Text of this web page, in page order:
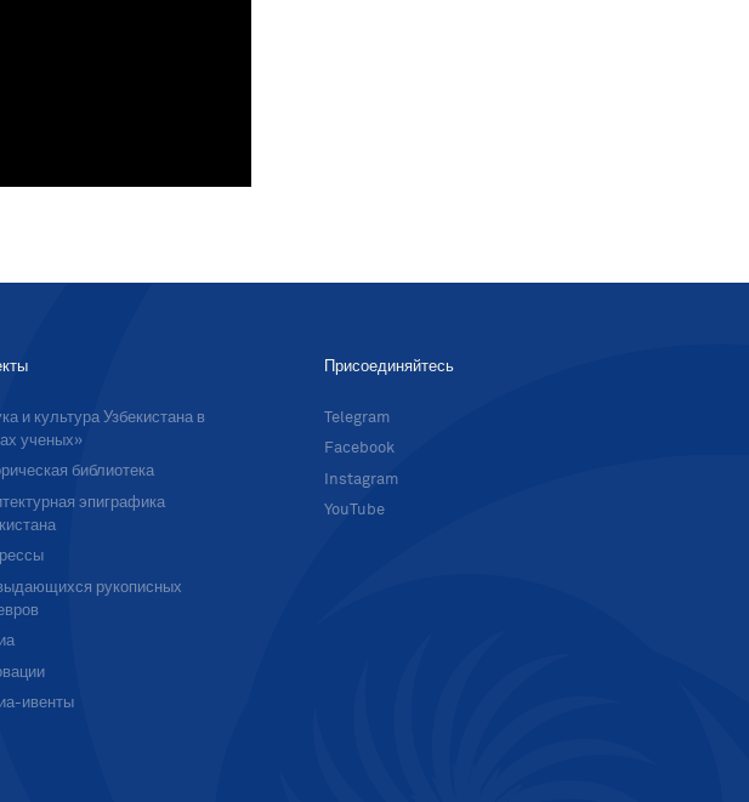
и культура Узбекистана в
ученых»
библиотека
эпиграфика
рукописных
ивенты
Присоединяйтесь
Telegram
Facebook
Instagram
YouTube